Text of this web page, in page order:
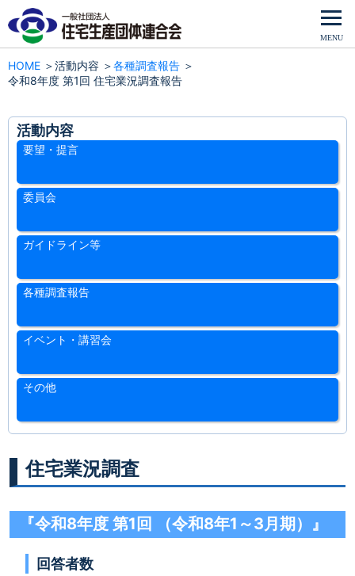
HOME 活動内容
各種調査報告
令和8年度 第1回 住宅業況調査報告
住宅業況調査
『令和8年度 第1回 （令和8年1～3月期）』
回答者数
活動内容
要望・提言
委員会
ガイドライン等
各種調査報告
イベント・講習会
その他